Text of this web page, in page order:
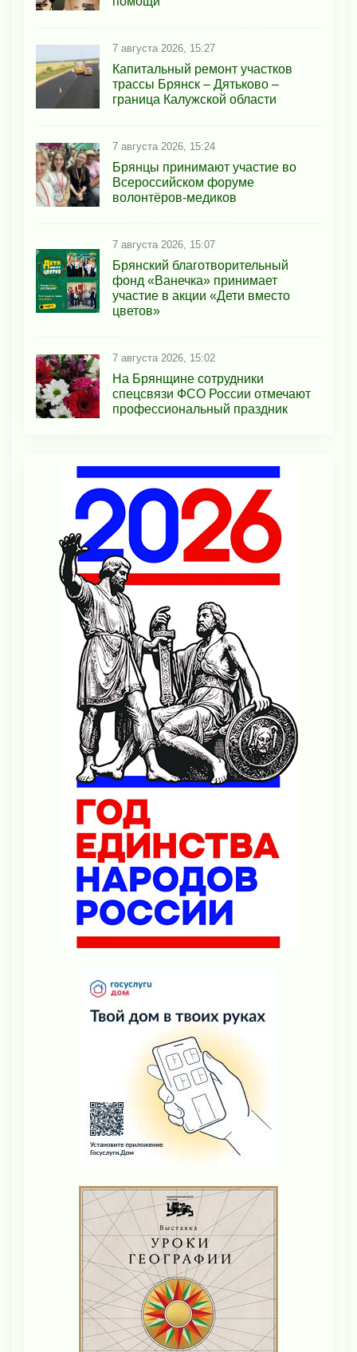
7 августа 2026, 15:27
Капитальный ремонт участков
трассы Брянск – Дятьково –
граница Калужской области
7 августа 2026, 15:24
Брянцы принимают участие во
Всероссийском форуме
волонтёров-медиков
7 августа 2026, 15:07
Брянский благотворительный
фонд «Ванечка» принимает
участие в акции «Дети вместо
цветов»
7 августа 2026, 15:02
На Брянщине сотрудники
спецсвязи ФСО России отмечают
профессиональный праздник